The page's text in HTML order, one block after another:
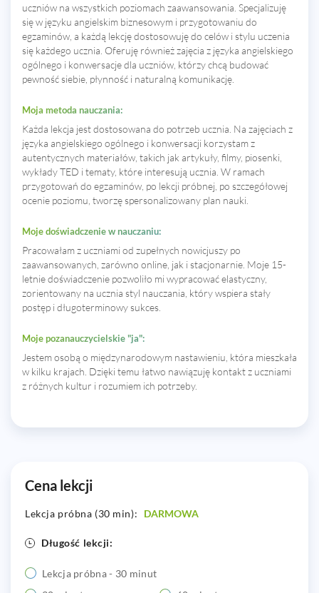
uczniów na wszystkich poziomach zaawansowania. Specjalizuję
się w języku angielskim biznesowym i przygotowaniu do
egzaminów, a każdą lekcję dostosowuję do celów i stylu uczenia
się każdego ucznia. Oferuję również zajęcia z języka angielskiego
ogólnego i konwersacje dla uczniów, którzy chcą budować
pewność siebie, płynność i naturalną komunikację.
Moja metoda nauczania:
Każda lekcja jest dostosowana do potrzeb ucznia. Na zajęciach z
języka angielskiego ogólnego i konwersacji korzystam z
autentycznych materiałów, takich jak artykuły, filmy, piosenki,
wykłady TED i tematy, które interesują ucznia. W ramach
przygotowań do egzaminów, po lekcji próbnej, po szczegółowej
ocenie poziomu, tworzę spersonalizowany plan nauki.
Moje doświadczenie w nauczaniu:
Pracowałam z uczniami od zupełnych nowicjuszy po
zaawansowanych, zarówno online, jak i stacjonarnie. Moje 15-
letnie doświadczenie pozwoliło mi wypracować elastyczny,
zorientowany na ucznia styl nauczania, który wspiera stały
postęp i długoterminowy sukces.
Moje pozanauczycielskie "ja":
Jestem osobą o międzynarodowym nastawieniu, która mieszkała
w kilku krajach. Dzięki temu łatwo nawiązuję kontakt z uczniami
z różnych kultur i rozumiem ich potrzeby.
Cena lekcji
Lekcja próbna (30 min): DARMOWA
Długość lekcji:
Lekcja próbna - 30 minut